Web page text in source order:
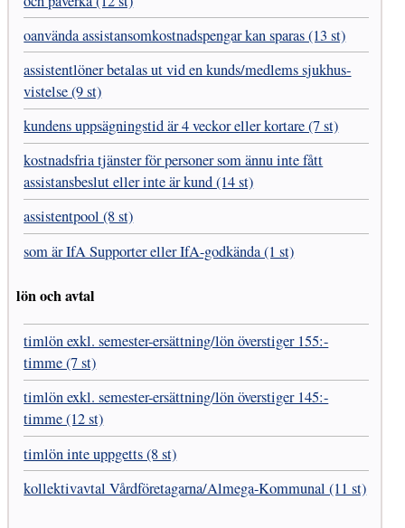
oanvända assistans­omkostnads­pengar kan sparas (13 st)
assistent­löner betalas ut vid en kunds/medlems sjukhus­
vistelse (9 st)
kundens uppsägnings­tid är 4 veckor eller kortare (7 st)
kostnads­fria tjänster för personer som ännu inte fått
assistans­beslut eller inte är kund (14 st)
assistentpool (8 st)
som är IfA Supporter eller IfA-godkända (1 st)
lön och avtal
timlön exkl. semester-ersättning/lön överstiger 155:-
timme (7 st)
timlön exkl. semester-ersättning/lön överstiger 145:-
timme (12 st)
timlön inte uppgetts (8 st)
kollektivavtal Vård­företagarna­/­Almega-Kommunal (11 st)